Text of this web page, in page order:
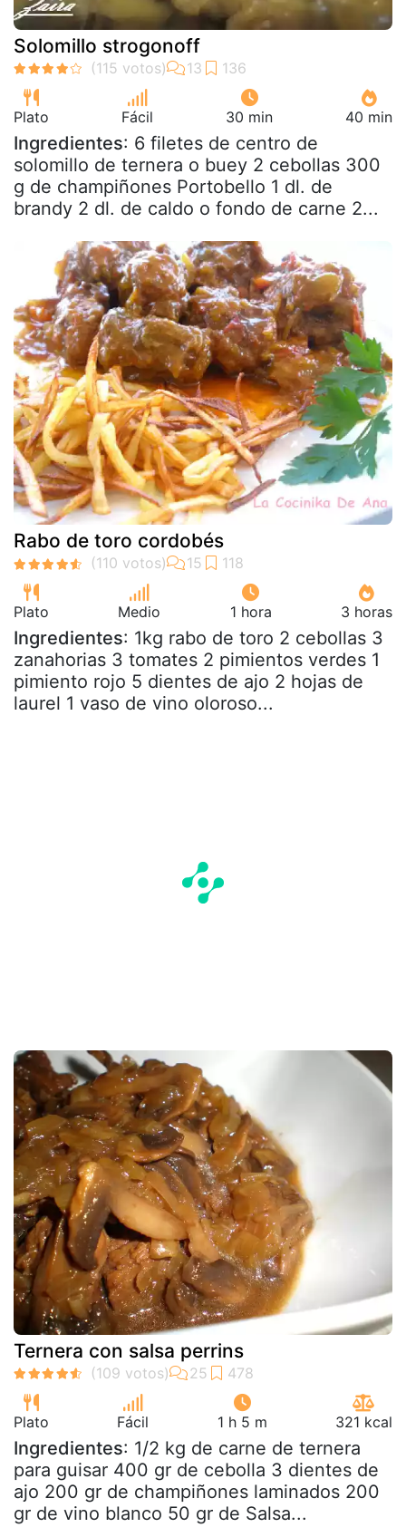
Solomillo strogonoff
Plato Fácil 30 min 40 min
Ingredientes: 6 filetes de centro de
solomillo de ternera o buey 2 cebollas 300
g de champiñones Portobello 1 dl. de
brandy 2 dl. de caldo o fondo de carne 2...
Rabo de toro cordobés
Plato Medio 1 hora 3 horas
Ingredientes: 1kg rabo de toro 2 cebollas 3
zanahorias 3 tomates 2 pimientos verdes 1
pimiento rojo 5 dientes de ajo 2 hojas de
laurel 1 vaso de vino oloroso...
Ternera con salsa perrins
Plato Fácil 1 h 5 m 321 kcal
Ingredientes: 1/2 kg de carne de ternera
para guisar 400 gr de cebolla 3 dientes de
ajo 200 gr de champiñones laminados 200
gr de vino blanco 50 gr de Salsa...